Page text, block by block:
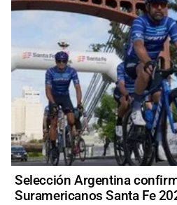
Selección Argentina
Suramericanos Santa Fe